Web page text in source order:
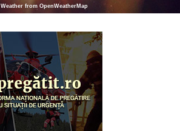
Weather from OpenWeatherMap